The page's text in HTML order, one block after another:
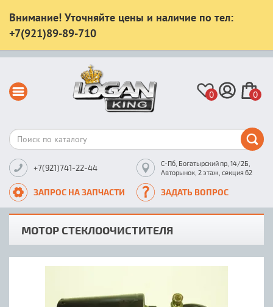
Внимание! Уточняйте цены и наличие по тел:
+7(921)89-89-710
0 0
+7(921)741-22-44
С-Пб, Богатырский пр, 14/2Б,
Авторынок, 2 этаж, секция 62
ЗАПРОС НА ЗАПЧАСТИ ЗАДАТЬ ВОПРОС
МОТОР СТЕКЛООЧИСТИТЕЛЯ